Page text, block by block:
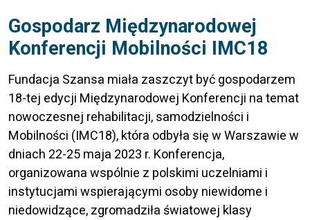
Gospodarz Międzynarodowej
Konferencji Mobilności IMC18
Fundacja Szansa miała zaszczyt być gospodarzem
18-tej edycji Międzynarodowej Konferencji na temat
nowoczesnej rehabilitacji, samodzielności i
Mobilności (IMC18), która odbyła się w Warszawie w
dniach 22-25 maja 2023 r. Konferencja,
organizowana wspólnie z polskimi uczelniami i
instytucjami wspierającymi osoby niewidome i
niedowidzące, zgromadziła światowej klasy